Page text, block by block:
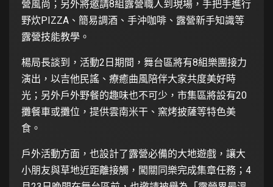
營風尚；另外將邀請8組露營職人到現場，手把手進行
野炊PIZZA、簡易調酒、手沖咖啡、露營新手知識等
露營技能教學。
楊局長談到，活動2日期間，舞台區將有8組樂團接力
演出，以吉他民謠、療癒曲風陪伴大家共度美好時
光；另外戶外野餐的趣味也不可少，市集區將設有20
攤餐車或攤位，提供雲南米干、窯烤披薩等特色美
食。
戶外活動方面，也設計了露營必備的大地遊戲，讓大
小朋友與草地近距離接觸，闖關同樂完成集章任務；4